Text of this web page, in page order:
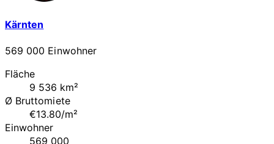
Kärnten
569 000 Einwohner
Fläche
9 536 km²
Ø Bruttomiete
€13.80/m²
Einwohner
569 000